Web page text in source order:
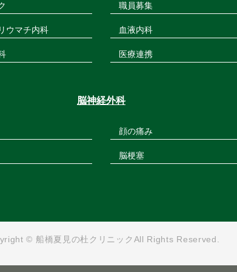
職員募集
ウマチ内科 血液内科
医療連携
脳神経外科
顔の痛み
脳梗塞
© 船橋夏見の杜クリニックAll Rights Reserved.